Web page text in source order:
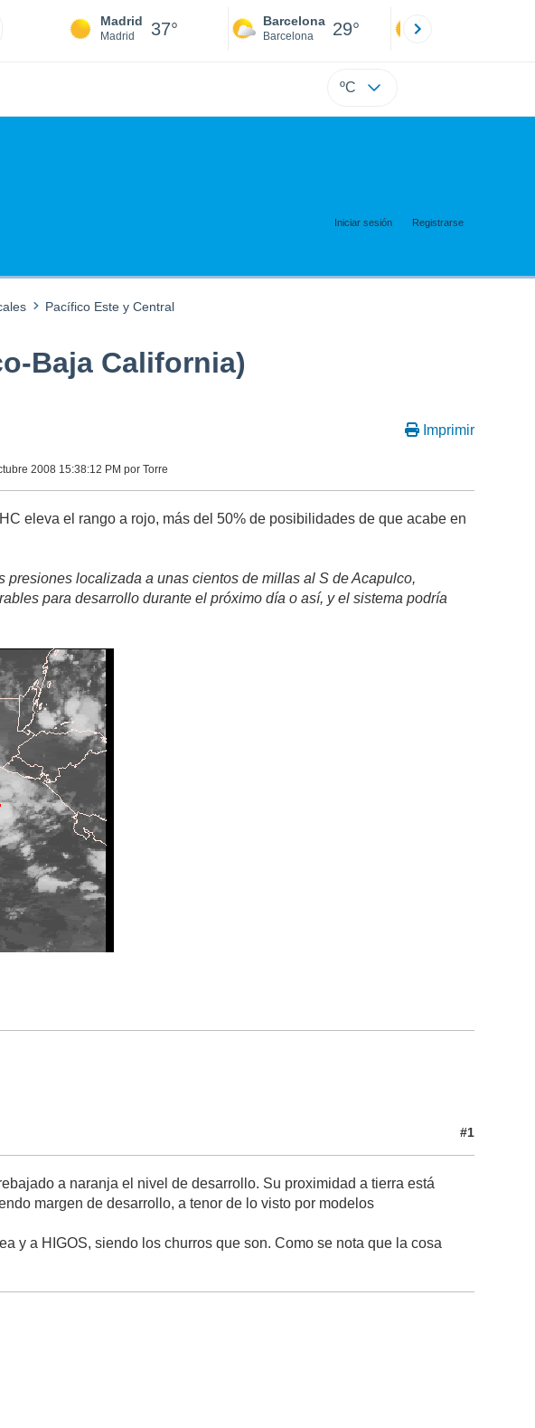
Madrid
Madrid 37° Barcelona
Barcelona 29°
ºC
Iniciar sesión Registrarse
Pacífico Este y Central
Baja California)
Imprimir
2008 15:38:12 PM por Torre
eleva el rango a rojo, más del 50% de posibilidades de que acabe en
localizada a unas cientos de millas al S de Acapulco,
para desarrollo durante el próximo día o así, y el sistema podría
#1
a naranja el nivel de desarrollo. Su proximidad a tierra está
margen de desarrollo, a tenor de lo visto por modelos
y a HIGOS, siendo los churros que son. Como se nota que la cosa